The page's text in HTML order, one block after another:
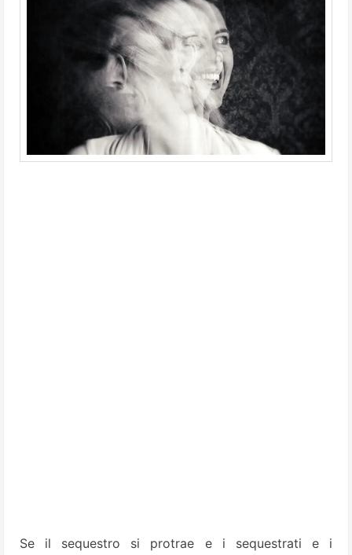
Se il sequestro si protrae e i sequestrati e i